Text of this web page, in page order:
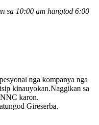
sa 10:00 am hangtod 6:00
nga kompanya nga
kinauyokan.Naggikan sa
karon.
Gireserba.